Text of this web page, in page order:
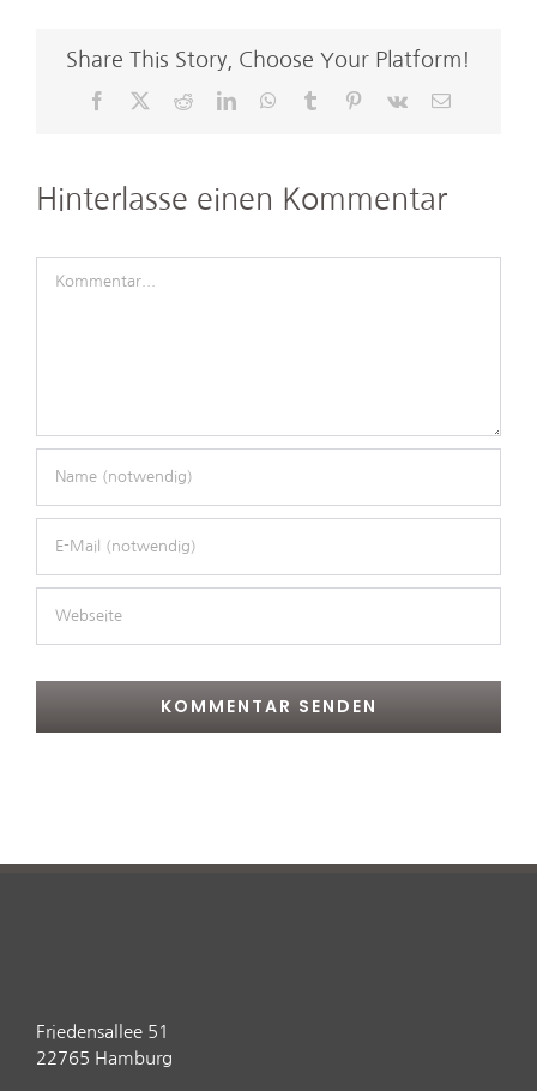
Share This Story, Choose Your Platform!
Facebook RedditLinkedInWhatsApp
Tumblr Pinterest
Vk
E-
Hinterlasse einen Kommentar
Friedensallee 51
22765 Hamburg